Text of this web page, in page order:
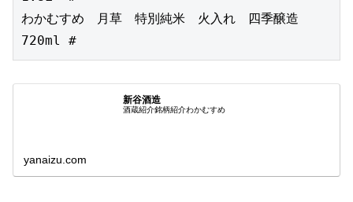
わかむすめ　月草　特別純米　火入れ　四季醸造
720ml #
新谷酒造
酒蔵紹介銘柄紹介わかむすめ
yanaizu.com